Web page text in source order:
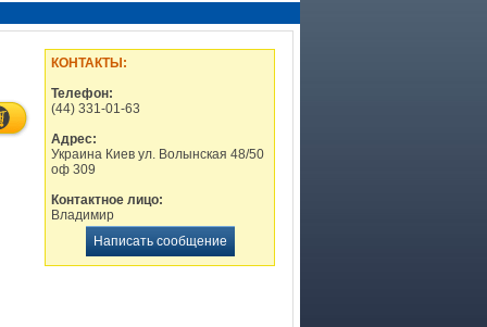
КОНТАКТЫ:
Телефон:
(44) 331-01-63
Адрес:
Украина Киев ул. Волынская 48/50
оф 309
Контактное лицо:
Владимир
Написать сообщение